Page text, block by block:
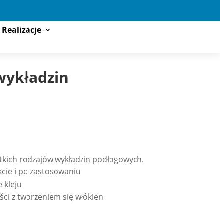
Realizacje
rodzajów wykładzin podłogowych.
i po zastosowaniu
kleju
z tworzeniem się włókien